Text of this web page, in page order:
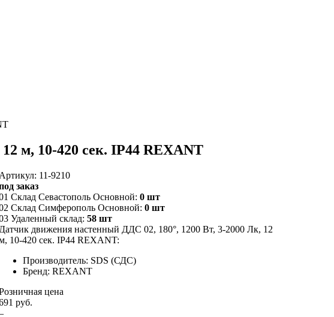
м, 10-420 сек. IP44 REXANT
Артикул: 11-9210
заказ
Склад Севастополь Основной: 0 шт
Склад Симферополь Основной: 0 шт
Удаленный склад: 58 шт
Датчик движения настенный ДДС 02, 180°, 1200 Вт, 3-2000 Лк, 12
10-420 сек. IP44 REXANT:
Производитель: SDS (СДС)
Бренд: REXANT
цена
руб.